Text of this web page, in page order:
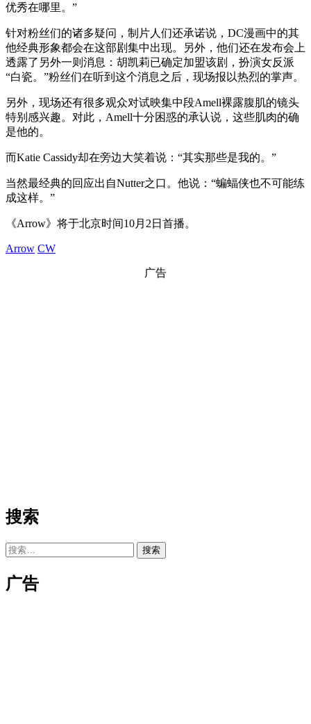
优秀在哪里。”
针对粉丝们的诸多疑问，制片人们还承诺说，DC漫画中的其
他经典形象都会在这部剧集中出现。另外，他们还在发布会上
透露了另外一则消息：胡凯莉已确定加盟该剧，扮演女反派
“白瓷。”粉丝们在听到这个消息之后，现场报以热烈的掌声。
另外，现场还有很多观众对试映集中段Amell裸露腹肌的镜头
特别感兴趣。对此，Amell十分困惑的承认说，这些肌肉的确
是他的。
而Katie Cassidy却在旁边大笑着说：“其实那些是我的。”
当然最经典的回应出自Nutter之口。他说：“蝙蝠侠也不可能练
成这样。”
《Arrow》将于北京时间10月2日首播。
Arrow CW
广告
搜索
搜
广告